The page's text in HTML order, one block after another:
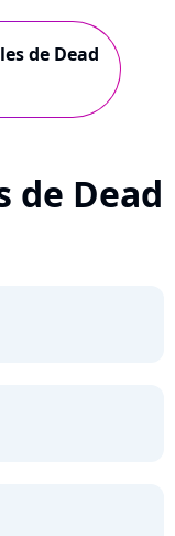
de Dead
de Dead